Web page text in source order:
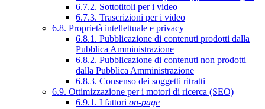
6.7.2. Sottotitoli per i video
6.7.3. Trascrizioni per i video
6.8. Proprietà intellettuale e privacy
6.8.1. Pubblicazione di contenuti prodotti dalla
Pubblica Amministrazione
6.8.2. Pubblicazione di contenuti non prodotti
dalla Pubblica Amministrazione
6.8.3. Consenso dei soggetti ritratti
6.9. Ottimizzazione per i motori di ricerca (SEO)
6.9.1. I fattori on-page